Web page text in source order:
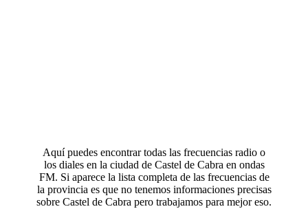
Aquí puedes encontrar todas las frecuencias radio o
los diales en la ciudad de Castel de Cabra en ondas
FM. Si aparece la lista completa de las frecuencias de
la provincia es que no tenemos informaciones precisas
sobre Castel de Cabra pero trabajamos para mejor eso.